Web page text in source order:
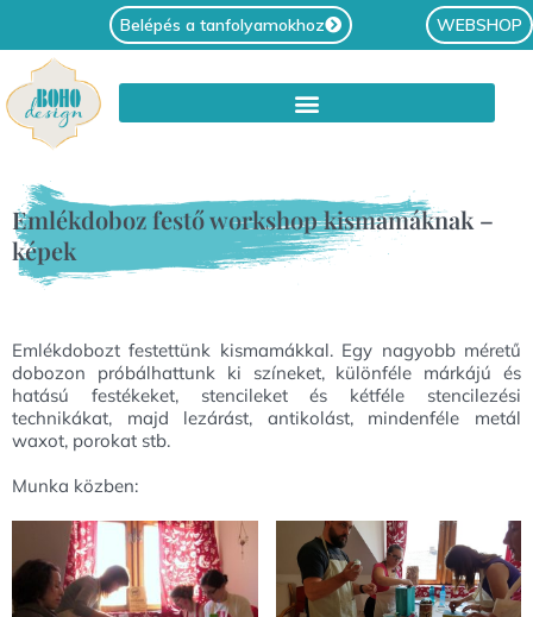
Belépés a tanfolyamokhoz WEBSHOP
Emlékdoboz festő workshop kismamáknak –
képek
Emlékdobozt festettünk kismamákkal. Egy nagyobb méretű
dobozon próbálhattunk ki színeket, különféle márkájú és
hatású festékeket, stencileket és kétféle stencilezési
technikákat, majd lezárást, antikolást, mindenféle metál
waxot, porokat stb.
Munka közben: